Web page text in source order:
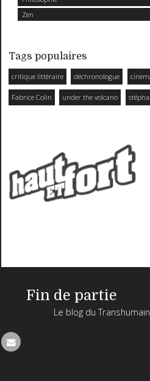
Zen
Tags populaires
critique littéraire déchronologue
Fabrice Colin under the volcano
Fin de partie
Le blog du Transhumain